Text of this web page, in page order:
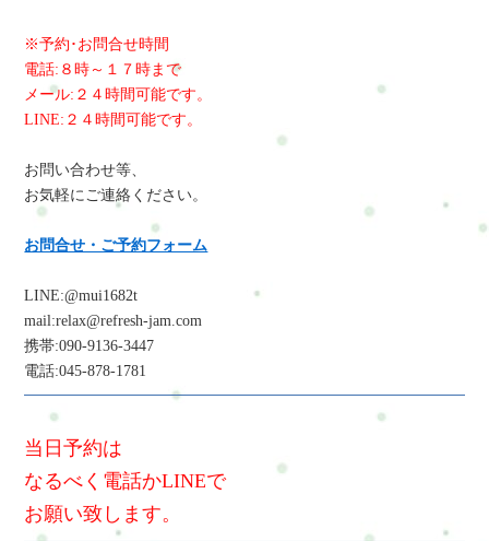
※予約･お問合せ時間
電話:８時～１７時まで
メール:２４時間可能です。
LINE:２４時間可能です。
お問い合わせ等、
お気軽にご連絡ください。
お問合せ・ご予約フォーム
LINE:@mui1682t
mail:relax@refresh-jam.com
携帯:090-9136-3447
電話:045-878-1781
当日予約は
なるべく電話かLINEで
お願い致します。